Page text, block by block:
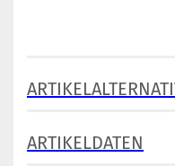
ARTIKELDATEN